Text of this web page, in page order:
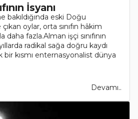
İsyanı
bakıldığında eski Doğu
oylar, orta sınıfın hâkim
daha fazla.Alman işçi sınıfının
radikal sağa doğru kaydı
kısmı enternasyonalist dünya
Devamı..